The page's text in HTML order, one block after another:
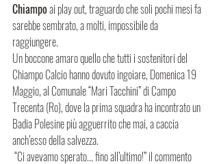
Chiampo ai play out, traguardo che soli pochi mesi fa
sarebbe sembrato, a molti, impossibile da
raggiungere.
Un boccone amaro quello che tutti i sostenitori del
Chiampo Calcio hanno dovuto ingoiare, Domenica 19
Maggio, al Comunale “Mari Tacchini” di Campo
Trecenta (Ro), dove la prima squadra ha incontrato un
Badia Polesine più agguerrito che mai, a caccia
anch’esso della salvezza.